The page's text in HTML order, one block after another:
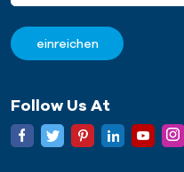
Follow Us At